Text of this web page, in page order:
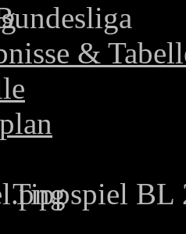
&
Tippspiel BL